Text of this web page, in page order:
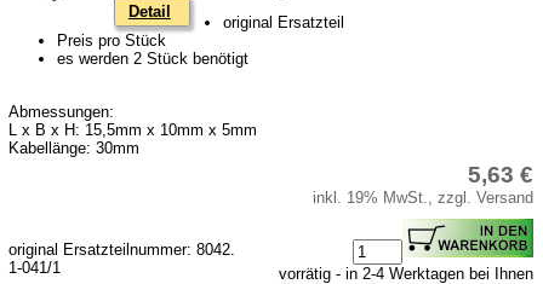
Detail
original Ersatzteil
Preis pro Stück
es werden 2 Stück benötigt
Abmessungen:
L x B x H: 15,5mm x 10mm x 5mm
Kabellänge: 30mm
original Ersatzteilnummer: 8042.
1-041/1
5,63 €
inkl. 19% MwSt., zzgl. Versand
vorrätig - in 2-4 Werktagen bei Ihnen